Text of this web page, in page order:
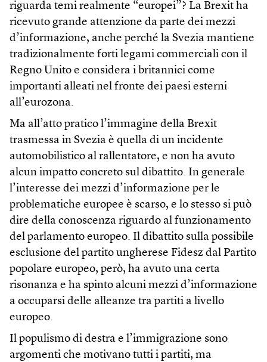
riguarda temi realmente “europei”? La Brexit ha
ricevuto grande attenzione da parte dei mezzi
d’informazione, anche perché la Svezia mantiene
tradizionalmente forti legami commerciali con il
Regno Unito e considera i britannici come
importanti alleati nel fronte dei paesi esterni
all’eurozona.
Ma all’atto pratico l’immagine della Brexit
trasmessa in Svezia è quella di un incidente
automobilistico al rallentatore, e non ha avuto
alcun impatto concreto sul dibattito. In generale
l’interesse dei mezzi d’informazione per le
problematiche europee è scarso, e lo stesso si può
dire della conoscenza riguardo al funzionamento
del parlamento europeo. Il dibattito sulla possibile
esclusione del partito ungherese Fidesz dal Partito
popolare europeo, però, ha avuto una certa
risonanza e ha spinto alcuni mezzi d’informazione
a occuparsi delle alleanze tra partiti a livello
europeo.
Il populismo di destra e l’immigrazione sono
argomenti che motivano tutti i partiti, ma